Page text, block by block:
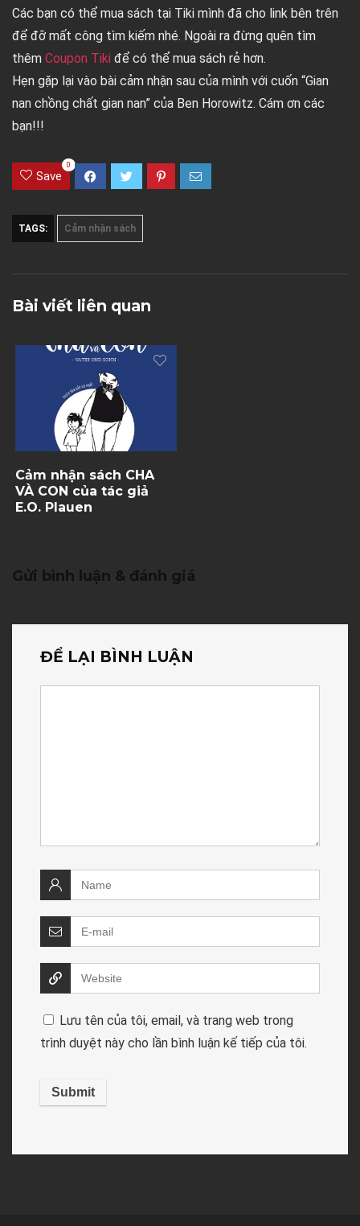
Các bạn có thể mua sách tại Tiki mình đã cho link bên trên
để đỡ mất công tìm kiếm nhé. Ngoài ra đừng quên tìm
thêm Coupon Tiki để có thể mua sách rẻ hơn.
Hẹn gặp lại vào bài cảm nhận sau của mình với cuốn “Gian
nan chồng chất gian nan” của Ben Horowitz. Cám ơn các
bạn!!!
Save
0
TAGS: Cảm nhận sách
Bài viết liên quan
Cảm nhận sách CHA
VÀ CON của tác giả
E.O. Plauen
Gửi bình luận & đánh giá
ĐỂ LẠI BÌNH LUẬN
Lưu tên của tôi, email, và trang web trong
trình duyệt này cho lần bình luận kế tiếp của tôi.